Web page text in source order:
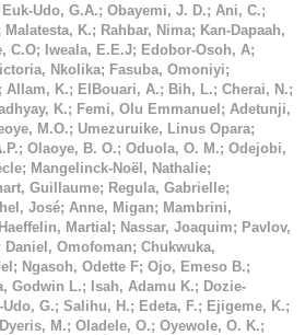
Euk-Udo, G.A.; Obayemi, J. D.; Ani, C.;
Malatesta, K.; Rahbar, Nima; Kan-Dapaah,
C.O; Iweala, E.E.J; Edobor-Osoh, A;
Nkolika; Fasuba, Omoniyi;
; Allam, K.; ElBouari, A.; Bih, L.; Cherai, N.;
K.; Femi, Olu Emmanuel ; Adetunji,
M.O.; Umezuruike, Linus Opara;
; Olaoye, B. O.; Oduola, O. M.; Odejobi,
; Mangelinck-Noël, Nathalie;
Guillaume; Regula, Gabrielle;
José; Anne, Migan; Mambrini,
Haeffelin, Martial ; Nassar, Joaquim; Pavlov,
Daniel, Omofoman; Chukwuka,
; Ngasoh, Odette F; Ojo, Emeso B.;
Godwin L.; Isah, Adamu K.; Dozie-
Udo, G.; Salihu, H.; Edeta, F.; Ejigeme, K.;
Dyeris, M.; Oladele, O.; Oyewole, O. K.;